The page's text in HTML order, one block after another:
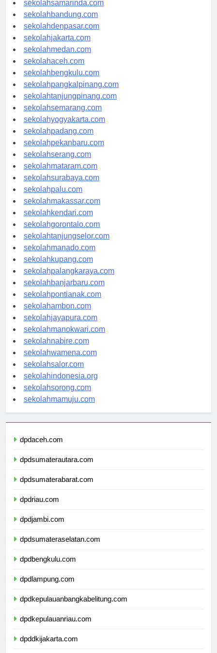
sekolahsamarinda.com
sekolahbandung.com
sekolahdenpasar.com
sekolahjakarta.com
sekolahmedan.com
sekolahaceh.com
sekolahbengkulu.com
sekolahpangkalpinang.com
sekolahtanjungpinang.com
sekolahsemarang.com
sekolahyogyakarta.com
sekolahpadang.com
sekolahpekanbaru.com
sekolahserang.com
sekolahmataram.com
sekolahsurabaya.com
sekolahpalu.com
sekolahmakassar.com
sekolahkendari.com
sekolahgorontalo.com
sekolahtanjungselor.com
sekolahmanado.com
sekolahkupang.com
sekolahpalangkaraya.com
sekolahbanjarbaru.com
sekolahpontianak.com
sekolahambon.com
sekolahjayapura.com
sekolahmanokwari.com
sekolahnabire.com
sekolahwamena.com
sekolahsalor.com
sekolahindonesia.org
sekolahsorong.com